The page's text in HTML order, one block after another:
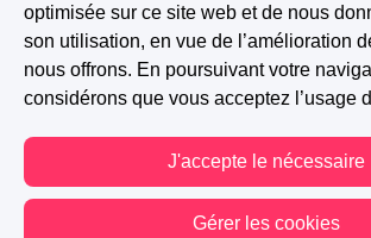
optimisée sur ce site web et de nous
son utilisation, en vue de l’amélioration
nous offrons. En poursuivant votre
considérons que vous acceptez l’usage
J'accepte le nécessaire
Gérer les cookies